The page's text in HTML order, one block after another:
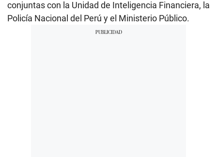
conjuntas con la Unidad de Inteligencia Financiera, la
Policía Nacional del Perú y el Ministerio Público.